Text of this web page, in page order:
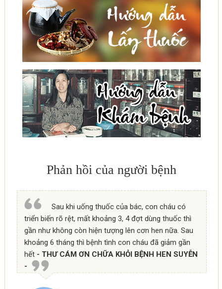
Phản hồi của người bệnh
Sau khi uống thuốc của bác, con cháu có
triển biến rõ rệt, mất khoảng 3, 4 đợt dùng thuốc thì
gần như không còn hiện tượng lên cơn hen nữa. Sau
khoảng 6 tháng thì bệnh tình con cháu đã giảm gần
hết - THƯ CÁM ƠN CHỮA KHỎI BỆNH HEN SUYỄN
-